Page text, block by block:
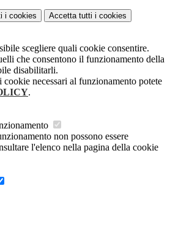
i cookies Accetta tutti i cookies
scegliere quali cookie consentire.
che consentono il funzionamento della
disabilitarli.
cookie necessari al funzionamento potete
.
non possono essere
l'elenco nella pagina della cookie